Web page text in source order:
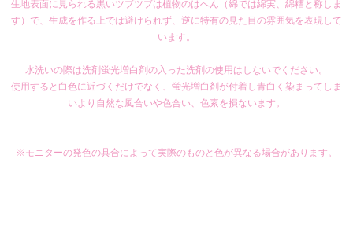
生地表面に見られる黒いツブツブは植物のはへん（綿では綿実、綿糟と称しま
す）で、生成を作る上では避けられず、逆に特有の見た目の雰囲気を表現して
います。
水洗いの際は洗剤蛍光増白剤の入った洗剤の使用はしないでください。
使用すると白色に近づくだけでなく、蛍光増白剤が付着し青白く染まってしま
いより自然な風合いや色合い、色素を損ないます。
※モニターの発色の具合によって実際のものと色が異なる場合があります。